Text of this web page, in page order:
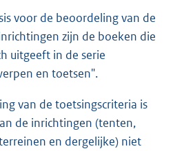
voor de beoordeling van de
zijn de boeken die
uitgeeft in de serie
en toetsen".
van de toetsingscriteria is
de inrichtingen (tenten,
en dergelijke) niet